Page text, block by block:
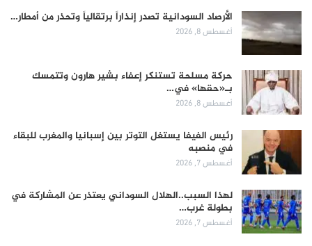
الأرصاد السودانية تصدر إنذاراً برتقالياً وتحذر من أمطار…
أغسطس 8, 2026
حركة مسلحة تستنكر إعفاء بشير هارون وتتمسك
بـ«حقها» في…
أغسطس 8, 2026
رئيس الفيفا يستغل التوتر بين إسبانيا والمغرب للبقاء
في منصبه
أغسطس 7, 2026
لهذا السبب..الهلال السوداني يعتذر عن المشاركة في
بطولة غرب…
أغسطس 7, 2026